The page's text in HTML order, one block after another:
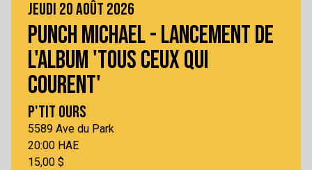
JEUDI 20 AOÛT 2026
PUNCH MICHAEL - LANCEMENT DE
L'ALBUM 'TOUS CEUX QUI
COURENT'
P'TIT OURS
5589 Ave du Park
20:00 HAE
15,00 $